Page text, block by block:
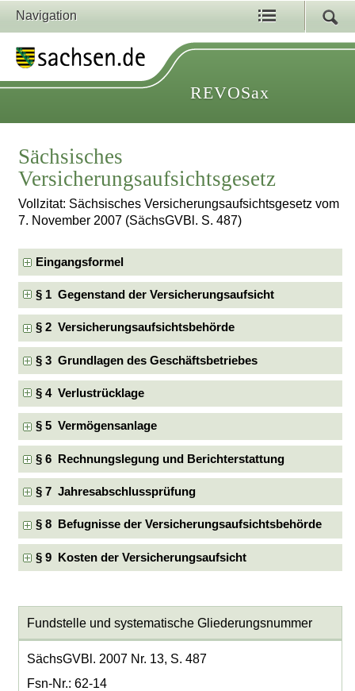
Navigation
REVOSax
Sächsisches
Versicherungsaufsichtsgesetz
Vollzitat: Sächsisches Versicherungsaufsichtsgesetz vom
7. November 2007 (SächsGVBl. S. 487)
Eingangsformel
§ 1 Gegenstand der Versicherungsaufsicht
§ 2 Versicherungsaufsichtsbehörde
§ 3 Grundlagen des Geschäftsbetriebes
§ 4 Verlustrücklage
§ 5 Vermögensanlage
§ 6 Rechnungslegung und Berichterstattung
§ 7 Jahresabschlussprüfung
§ 8 Befugnisse der Versicherungsaufsichtsbehörde
§ 9 Kosten der Versicherungsaufsicht
Fundstelle und systematische Gliederungsnummer
SächsGVBl. 2007 Nr. 13, S. 487
Fsn-Nr.: 62-14